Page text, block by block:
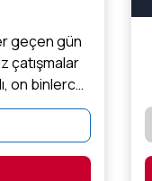
geçen gün
çatışmalar
on binlerce